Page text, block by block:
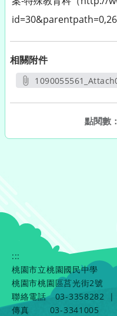
相關附件
點閱數：
:::
桃園市立桃園國民中學
桃園市桃園區莒光街2號
聯絡電話
03-3358282
|
傳真
03-3341005